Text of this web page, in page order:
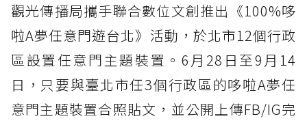
觀光傳播局攜手聯合數位文創推出《100%哆
啦A夢任意門遊台北》活動，於北市12個行政
區設置任意門主題裝置。6月28日至9月14
日，只要與臺北市任3個行政區的哆啦A夢任
意門主題裝置合照貼文，並公開上傳FB/IG完